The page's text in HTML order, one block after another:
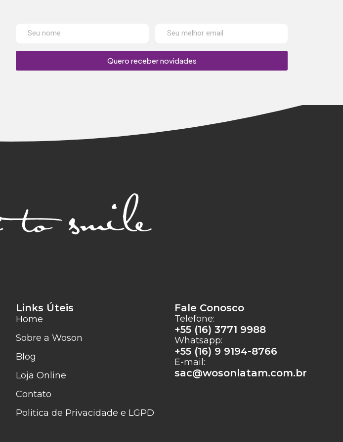
Quero receber novidades
Links Úteis
Home
Sobre a Woson
Blog
Loja Online
Contato
Politica de Privacidade e LGPD
Fale Conosco
Telefone:
+55 (16) 3771 9988
Whatsapp:
+55 (16) 9 9194-8766
E-mail:
sac@wosonlatam.com.br